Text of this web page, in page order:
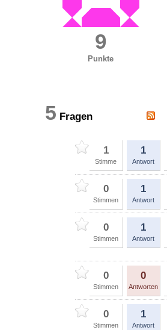
9
Punkte
5 Fragen
1
Stimme
1
Antwort
0
Stimmen
1
Antwort
0
Stimmen
1
Antwort
0
Stimmen
0
Antworten
0
Stimmen
1
Antwort